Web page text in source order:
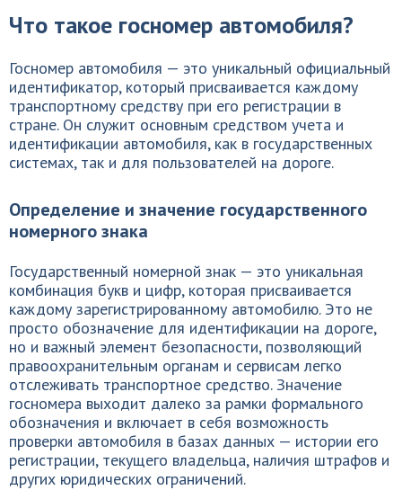
Что такое госномер автомобиля?
Госномер автомобиля — это уникальный официальный
идентификатор, который присваивается каждому
транспортному средству при его регистрации в
стране. Он служит основным средством учета и
идентификации автомобиля, как в государственных
системах, так и для пользователей на дороге.
Определение и значение государственного
номерного знака
Государственный номерной знак — это уникальная
комбинация букв и цифр, которая присваивается
каждому зарегистрированному автомобилю. Это не
просто обозначение для идентификации на дороге,
но и важный элемент безопасности, позволяющий
правоохранительным органам и сервисам легко
отслеживать транспортное средство. Значение
госномера выходит далеко за рамки формального
обозначения и включает в себя возможность
проверки автомобиля в базах данных — истории его
регистрации, текущего владельца, наличия штрафов и
других юридических ограничений.